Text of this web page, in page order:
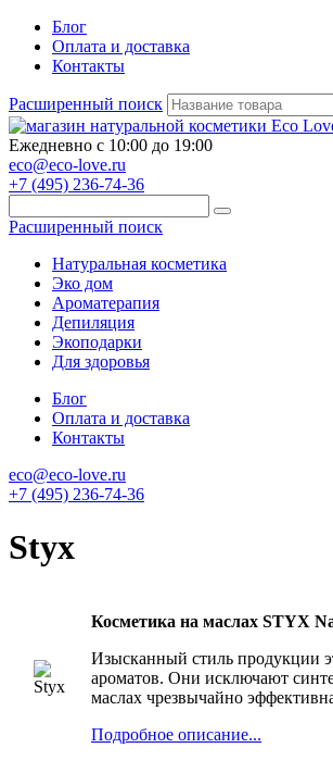
Блог
Оплата и доставка
Контакты
Расширенный поиск
Ежедневно с 10:00 до 19:00
eco@eco-love.ru
+7 (495) 236-74-36
Расширенный поиск
Натуральная косметика
Эко дом
Ароматерапия
Депиляция
Экоподарки
Для здоровья
Блог
Оплата и доставка
Контакты
eco@eco-love.ru
+7 (495) 236-74-36
Styx
Косметика на маслах STYX
Изысканный стиль продукции
ароматов. Они исключают
маслах чрезвычайно
Подробное описание...